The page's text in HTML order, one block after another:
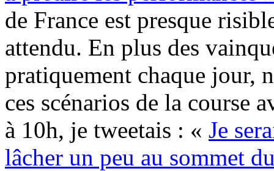
de France est presque
attendu. En plus des
pratiquement chaque jour,
ces scénarios de la course
à 10h, je tweetais : « Je
lâcher un peu au sommet